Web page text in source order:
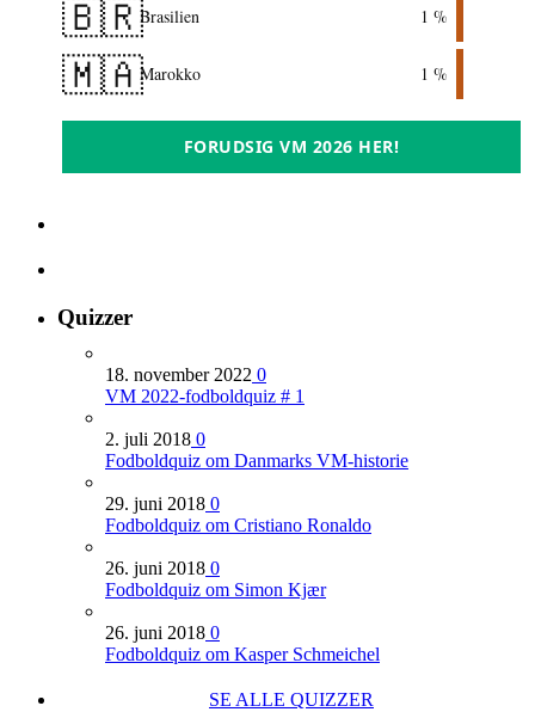
🇧🇷Brasilien 1 %
🇲🇦Marokko 1 %
FORUDSIG VM 2026 HER!
Quizzer
18. november 2022 0
VM 2022-fodboldquiz # 1
2. juli 2018 0
Fodboldquiz om Danmarks VM-historie
29. juni 2018 0
Fodboldquiz om Cristiano Ronaldo
26. juni 2018 0
Fodboldquiz om Simon Kjær
26. juni 2018 0
Fodboldquiz om Kasper Schmeichel
SE ALLE QUIZZER